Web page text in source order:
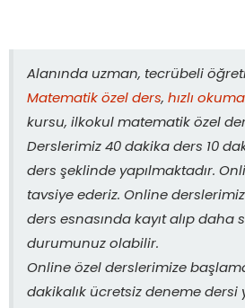
Alanında uzman, tecrübeli
Matematik özel ders, hızlı
kursu, ilkokul matematik özel
Derslerimiz 40 dakika ders 10
ders şeklinde yapılmaktadır.
tavsiye ederiz. Online
ders esnasında kayıt alıp daha
durumunuz olabilir.
Online özel derslerimize
dakikalık ücretsiz deneme dersi